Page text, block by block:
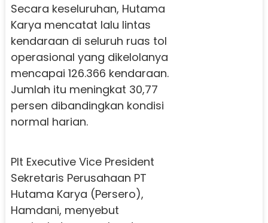
Secara keseluruhan, Hutama
Karya mencatat lalu lintas
kendaraan di seluruh ruas tol
operasional yang dikelolanya
mencapai 126.366 kendaraan.
Jumlah itu meningkat 30,77
persen dibandingkan kondisi
normal harian.
Plt Executive Vice President
Sekretaris Perusahaan PT
Hutama Karya (Persero),
Hamdani, menyebut